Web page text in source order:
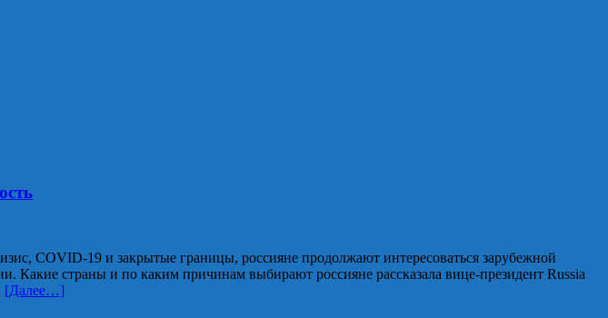
COVID-19 и закрытые границы, россияне продолжают интересоваться зарубежной
Какие страны и по каким причинам выбирают россияне рассказала вице-президент Russia
[Далее…]